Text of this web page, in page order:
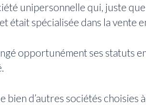
unipersonnelle qui, juste
était spécialisée dans la vente
opportunément ses statuts
bien d’autres sociétés